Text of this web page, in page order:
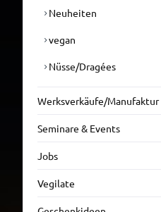
Neuheiten
vegan
Nüsse/Dragées
Werksverkäufe/Manufaktur
Seminare & Events
Jobs
Vegilate